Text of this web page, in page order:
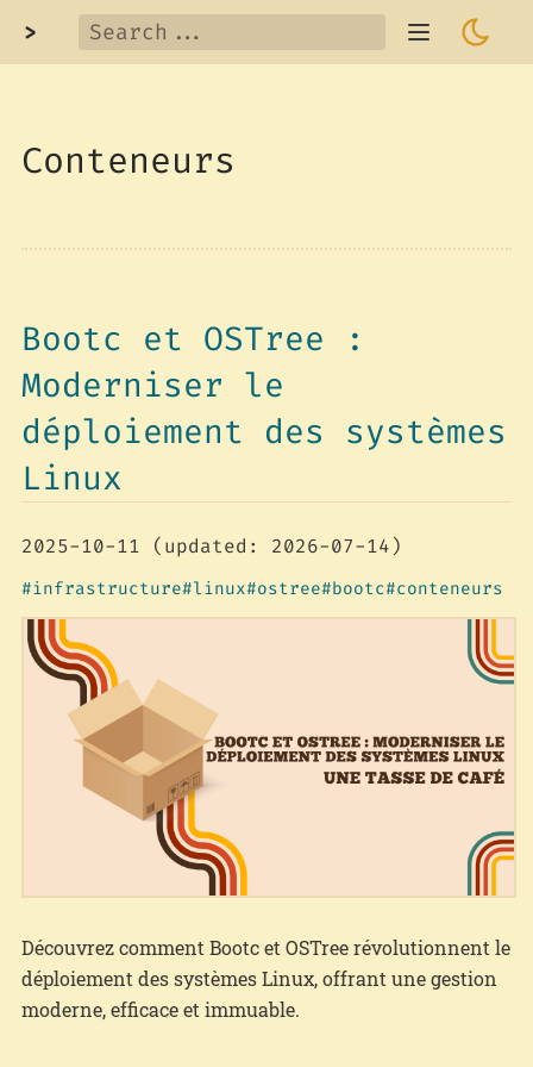
>
Conteneurs
Bootc et OSTree :
Moderniser le
déploiement des systèmes
Linux
2025-10-11 (updated: 2026-07-14)
infrastructure linux ostree bootc conteneurs
Découvrez comment Bootc et OSTree révolutionnent le
déploiement des systèmes Linux, offrant une gestion
moderne, efficace et immuable.